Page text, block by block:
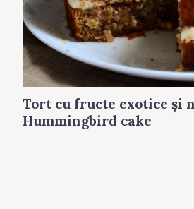
Tort cu fructe exotice şi
Hummingbird cake